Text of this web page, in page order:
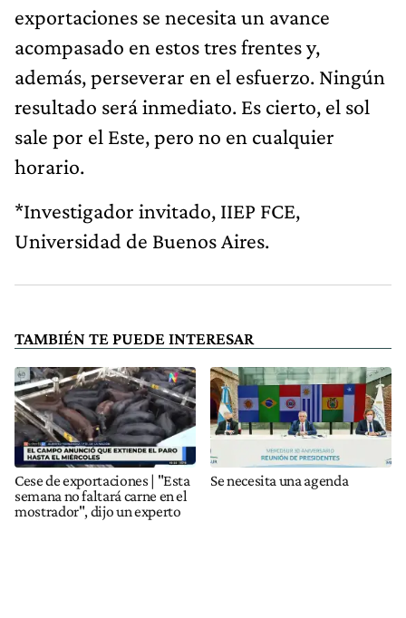
exportaciones se necesita un avance
acompasado en estos tres frentes y,
además, perseverar en el esfuerzo. Ningún
resultado será inmediato. Es cierto, el sol
sale por el Este, pero no en cualquier
horario.
*Investigador invitado, IIEP FCE,
Universidad de Buenos Aires.
TAMBIÉN TE PUEDE INTERESAR
Cese de exportaciones | "Esta
semana no faltará carne en el
mostrador", dijo un experto
Se necesita una agenda